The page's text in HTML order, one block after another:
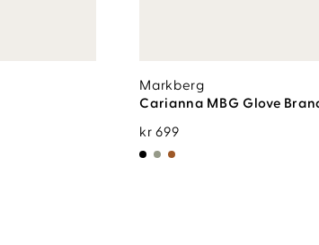
Markberg
Carianna MBG Glove
kr 699